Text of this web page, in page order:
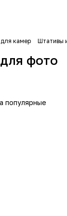
камер Штативы
фото
популярные